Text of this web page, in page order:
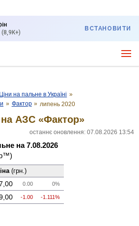
(8,9K+)
ВСТАНОВИТИ
Ціни на пальне в Україні »
» Фактор » липень 2020
АЗС «Фактор»
останнє оновлення: 07.08.2026 13:54
на 7.08.2026
(грн.)
0.00 0%
-1.00 -1.111%